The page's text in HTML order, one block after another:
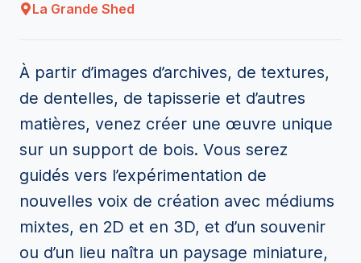
La Grande Shed
À partir d’images d’archives, de textures,
de dentelles, de tapisserie et d’autres
matières, venez créer une œuvre unique
sur un support de bois. Vous serez
guidés vers l’expérimentation de
nouvelles voix de création avec médiums
mixtes, en 2D et en 3D, et d’un souvenir
ou d’un lieu naîtra un paysage miniature,